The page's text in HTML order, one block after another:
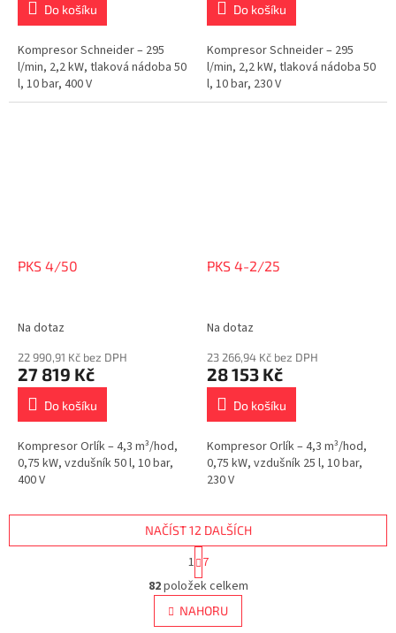
Do košíku
Kompresor Schneider – 295
l/min, 2,2 kW, tlaková nádoba 50
l, 10 bar, 400 V
Do košíku
Kompresor Schneider – 295
l/min, 2,2 kW, tlaková nádoba 50
l, 10 bar, 230 V
PKS 4/50
Na dotaz
22 990,91 Kč bez DPH
27 819 Kč
Do košíku
Kompresor Orlík – 4,3 m³/hod,
0,75 kW, vzdušník 50 l, 10 bar,
400 V
PKS 4-2/25
Na dotaz
23 266,94 Kč bez DPH
28 153 Kč
Do košíku
Kompresor Orlík – 4,3 m³/hod,
0,75 kW, vzdušník 25 l, 10 bar,
230 V
O
v
l
á
NAČÍST 12 DALŠÍCH
t
r
á
n
k
1 7
82položek celkem
NAHORU